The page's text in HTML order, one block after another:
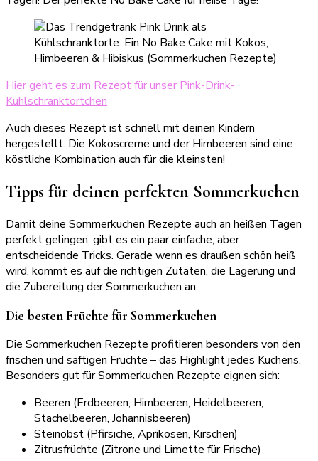
Hier geht es zum Rezept für unser Pink-Drink-
Kühlschranktörtchen
Auch dieses Rezept ist schnell mit deinen Kindern
hergestellt. Die Kokoscreme und der Himbeeren sind eine
köstliche Kombination auch für die kleinsten!
Tipps für deinen perfekten Sommerkuchen
Damit deine Sommerkuchen Rezepte auch an heißen Tagen
perfekt gelingen, gibt es ein paar einfache, aber
entscheidende Tricks. Gerade wenn es draußen schön heiß
wird, kommt es auf die richtigen Zutaten, die Lagerung und
die Zubereitung der Sommerkuchen an.
Die besten Früchte für Sommerkuchen
Die Sommerkuchen Rezepte profitieren besonders von den
frischen und saftigen Früchte – das Highlight jedes Kuchens.
Besonders gut für Sommerkuchen Rezepte eignen sich:
Beeren (Erdbeeren, Himbeeren, Heidelbeeren,
Stachelbeeren, Johannisbeeren)
Steinobst (Pfirsiche, Aprikosen, Kirschen)
Zitrusfrüchte (Zitrone und Limette für Frische)